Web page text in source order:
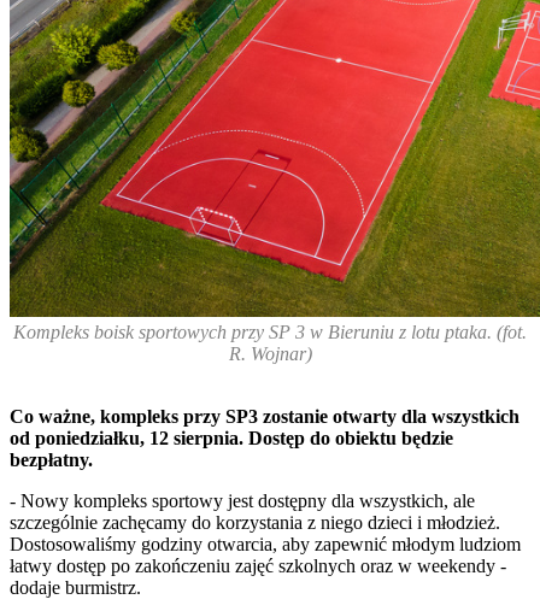
Kompleks boisk sportowych przy SP 3 w Bieruniu z lotu ptaka. (fot.
R. Wojnar)
Co ważne, kompleks przy SP3 zostanie otwarty dla wszystkich
od poniedziałku, 12 sierpnia. Dostęp do obiektu będzie
bezpłatny.
- Nowy kompleks sportowy jest dostępny dla wszystkich, ale
szczególnie zachęcamy do korzystania z niego dzieci i młodzież.
Dostosowaliśmy godziny otwarcia, aby zapewnić młodym ludziom
łatwy dostęp po zakończeniu zajęć szkolnych oraz w weekendy -
dodaje burmistrz.